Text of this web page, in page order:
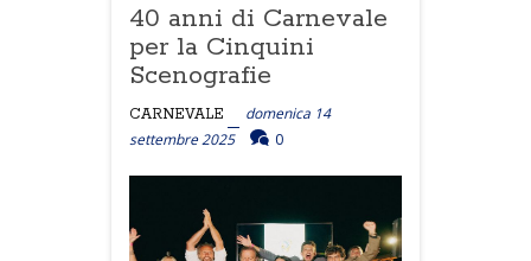
40 anni di Carnevale
per la Cinquini
Scenografie
CARNEVALE
domenica 14
settembre 2025
0